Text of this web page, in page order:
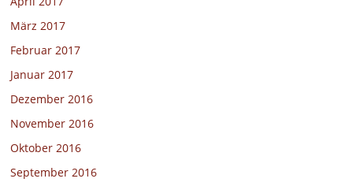
März 2017
Februar 2017
Januar 2017
Dezember 2016
November 2016
Oktober 2016
September 2016